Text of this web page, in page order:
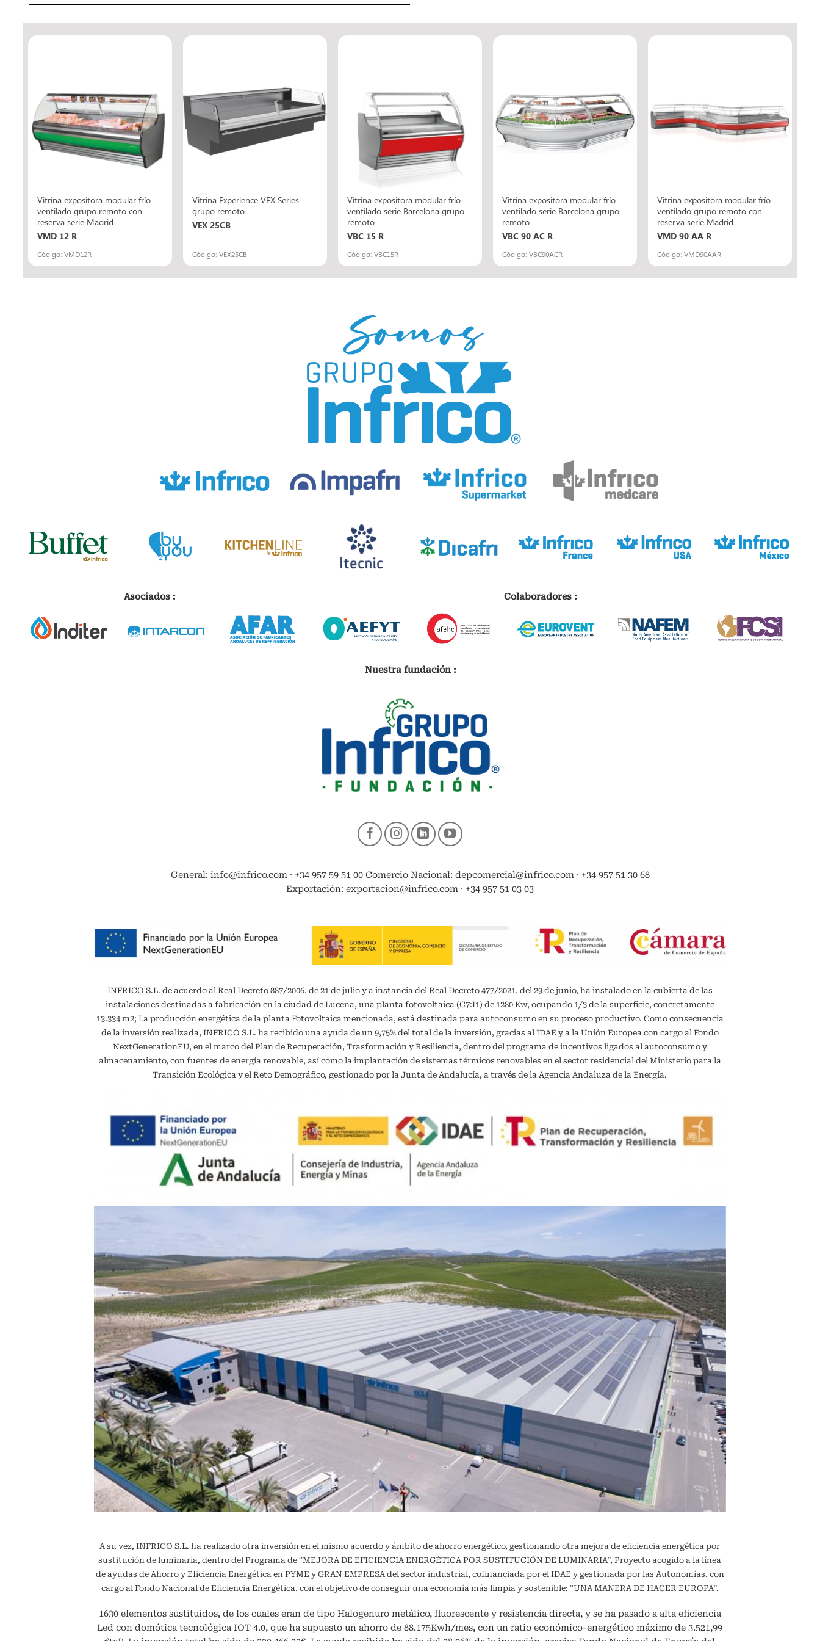
Vitrina expositora modular frío
ventilado grupo remoto con
reserva serie Madrid
VMD 12 R
Código: VMD12R
Vitrina Experience VEX Series
grupo remoto
VEX 25CB
Código: VEX25CB
Vitrina expositora modular frío
ventilado serie Barcelona grupo
remoto
VBC 15 R
Código: VBC15R
Vitrina expositora modular frío
ventilado serie Barcelona grupo
remoto
VBC 90 AC R
Código: VBC90ACR
Vitrina expositora modular frío
ventilado grupo remoto con
reserva serie Madrid
VMD 90 AA R
Código: VMD90AAR
Asociados : Colaboradores :
Nuestra fundación :
General: info@infrico.com · +34 957 59 51 00 Comercio Nacional: depcomercial@infrico.com · +34 957 51 30 68
Exportación: exportacion@infrico.com · +34 957 51 03 03
INFRICO S.L. de acuerdo al Real Decreto 887/2006, de 21 de julio y a instancia del Real Decreto 477/2021, del 29 de junio, ha instalado en la cubierta de las
instalaciones destinadas a fabricación en la ciudad de Lucena, una planta fotovoltaica (C7:I1) de 1280 Kw, ocupando 1/3 de la superficie, concretamente
13.334 m2; La producción energética de la planta Fotovoltaica mencionada, está destinada para autoconsumo en su proceso productivo. Como consecuencia
de la inversión realizada, INFRICO S.L. ha recibido una ayuda de un 9,75% del total de la inversión, gracias al IDAE y a la Unión Europea con cargo al Fondo
NextGenerationEU, en el marco del Plan de Recuperación, Trasformación y Resiliencia, dentro del programa de incentivos ligados al autoconsumo y
almacenamiento, con fuentes de energía renovable, así como la implantación de sistemas térmicos renovables en el sector residencial del Ministerio para la
Transición Ecológica y el Reto Demográfico, gestionado por la Junta de Andalucía, a través de la Agencia Andaluza de la Energía.
A su vez, INFRICO S.L. ha realizado otra inversión en el mismo acuerdo y ámbito de ahorro energético, gestionando otra mejora de eficiencia energética por
sustitución de luminaria, dentro del Programa de “MEJORA DE EFICIENCIA ENERGÉTICA POR SUSTITUCIÓN DE LUMINARIA”, Proyecto acogido a la línea
de ayudas de Ahorro y Eficiencia Energética en PYME y GRAN EMPRESA del sector industrial, cofinanciada por el IDAE y gestionada por las Autonomías, con
cargo al Fondo Nacional de Eficiencia Energética, con el objetivo de conseguir una economía más limpia y sostenible: “UNA MANERA DE HACER EUROPA”.
1630 elementos sustituidos, de los cuales eran de tipo Halogenuro metálico, fluorescente y resistencia directa, y se ha pasado a alta eficiencia
Led con domótica tecnológica IOT 4.0, que ha supuesto un ahorro de 88.175Kwh/mes, con un ratio económico-energético máximo de 3.521,99